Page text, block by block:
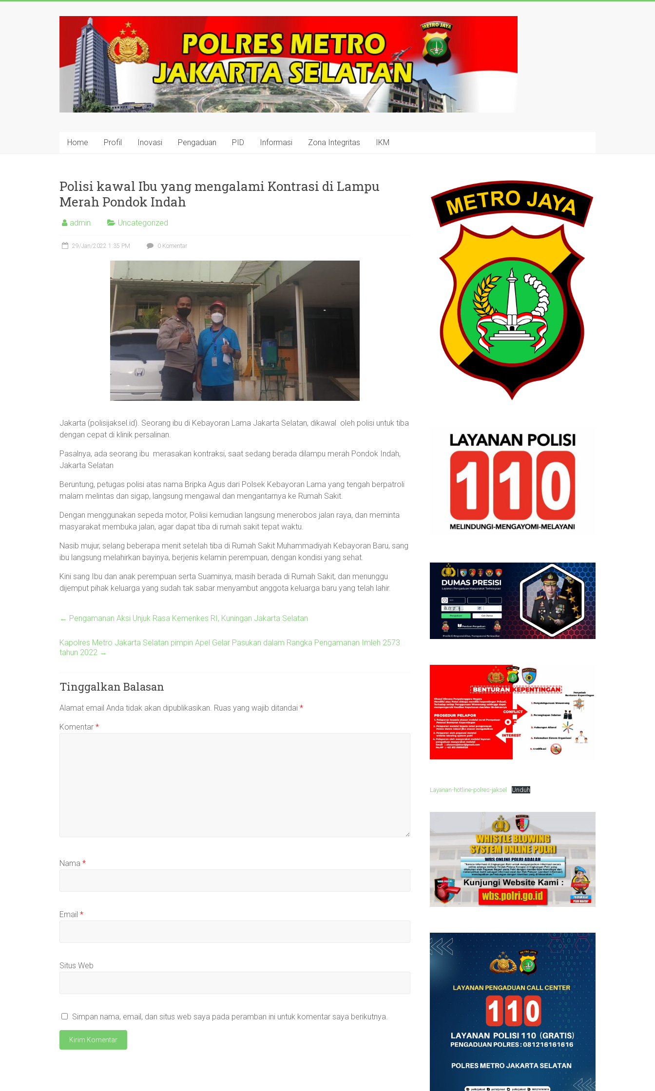
polisijaksel
Presisi
Home Profil Inovasi Pengaduan PID Informasi Zona Integritas IKM
Polisi kawal Ibu yang mengalami Kontrasi di Lampu
Merah Pondok Indah
admin Uncategorized
29/Jan/2022 1:35 PM 0 Komentar
Jakarta (polisijaksel.id). Seorang ibu di Kebayoran Lama Jakarta Selatan, dikawal oleh polisi untuk tiba
dengan cepat di klinik persalinan.
Pasalnya, ada seorang ibu merasakan kontraksi, saat sedang berada dilampu merah Pondok Indah,
Jakarta Selatan
Beruntung, petugas polisi atas nama Bripka Agus dari Polsek Kebayoran Lama yang tengah berpatroli
malam melintas dan sigap, langsung mengawal dan mengantarnya ke Rumah Sakit.
Dengan menggunakan sepeda motor, Polisi kemudian langsung menerobos jalan raya, dan meminta
masyarakat membuka jalan, agar dapat tiba di rumah sakit tepat waktu.
Nasib mujur, selang beberapa menit setelah tiba di Rumah Sakit Muhammadiyah Kebayoran Baru, sang
ibu langsung melahirkan bayinya, berjenis kelamin perempuan, dengan kondisi yang sehat.
Kini sang Ibu dan anak perempuan serta Suaminya, masih berada di Rumah Sakit, dan menunggu
dijemput pihak keluarga yang sudah tak sabar menyambut anggota keluarga baru yang telah lahir.
← Pengamanan Aksi Unjuk Rasa Kemenkes RI, Kuningan Jakarta Selatan
Kapolres Metro Jakarta Selatan pimpin Apel Gelar Pasukan dalam Rangka Pengamanan Imleh 2573
tahun 2022 →
Tinggalkan Balasan
Alamat email Anda tidak akan dipublikasikan. Ruas yang wajib ditandai *
Komentar *
Nama *
Email *
Situs Web
Simpan nama, email, dan situs web saya pada peramban ini untuk komentar saya berikutnya.
Layanan-hotline-polres-jaksel Unduh